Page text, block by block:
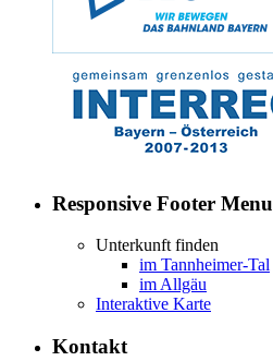
Responsive Footer Menu
Unterkunft finden
im Tannheimer-Tal
im Allgäu
Interaktive Karte
Kontakt